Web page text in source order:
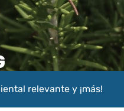
relevante y ¡más!